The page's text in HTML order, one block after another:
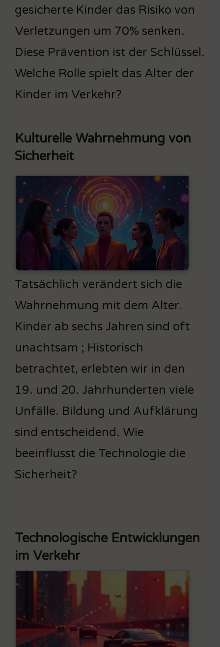
gesicherte Kinder das Risiko von
Verletzungen um 70% senken.
Diese Prävention ist der Schlüssel.
Welche Rolle spielt das Alter der
Kinder im Verkehr?
Kulturelle Wahrnehmung von
Sicherheit
Tatsächlich verändert sich die
Wahrnehmung mit dem Alter.
Kinder ab sechs Jahren sind oft
unachtsam ; Historisch
betrachtet, erlebten wir in den
19. und 20. Jahrhunderten viele
Unfälle. Bildung und Aufklärung
sind entscheidend. Wie
beeinflusst die Technologie die
Sicherheit?
Technologische Entwicklungen
im Verkehr